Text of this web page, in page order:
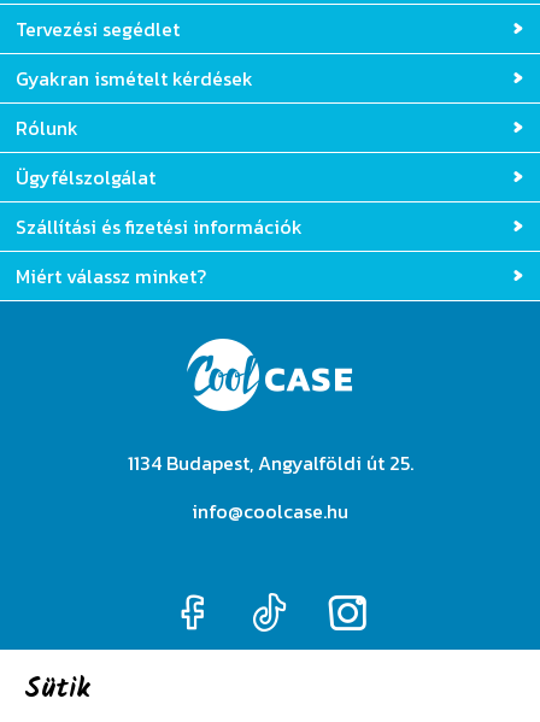
Tervezési segédlet
Gyakran ismételt kérdések
Rólunk
Ügyfélszolgálat
Szállítási és fizetési információk
Miért válassz minket?
1134 Budapest, Angyalföldi út 25.
info@coolcase.hu
Sütik